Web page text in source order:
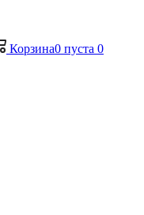
Корзина0 пуста 0